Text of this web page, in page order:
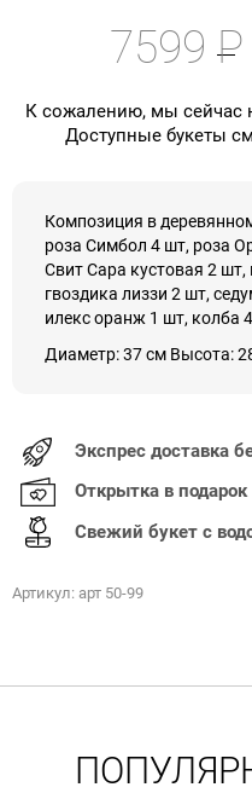
7599Р
К сожалению, мы сейчас
Доступные букеты
Композиция в
роза Симбол 4 шт, роза
Свит Сара кустовая 2
гвоздика лиззи 2 шт,
илекс оранж 1 шт, колба
Диаметр: 37 см Высота:
Экспрес доставка
Открытка в подарок
Свежий букет с
Артикул: арт 50-99